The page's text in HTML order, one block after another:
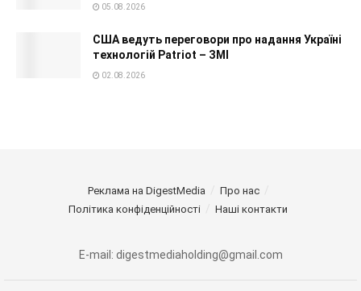
05.08.2026
США ведуть переговори про надання Україні
технологій Patriot – ЗМІ
02.08.2026
Реклама на DigestMedia
Про нас
Політика конфіденційності
Наші контакти
E-mail: digestmediaholding@gmail.com